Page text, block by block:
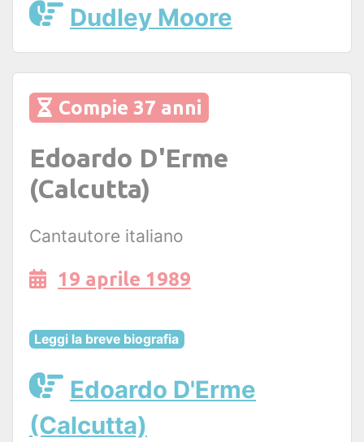
Dudley Moore
Compie 37 anni
Edoardo D'Erme
(Calcutta)
Cantautore italiano
19 aprile 1989
Leggi la breve biografia
Edoardo D'Erme
(Calcutta)